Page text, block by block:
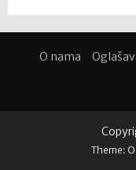
O nama
Theme: